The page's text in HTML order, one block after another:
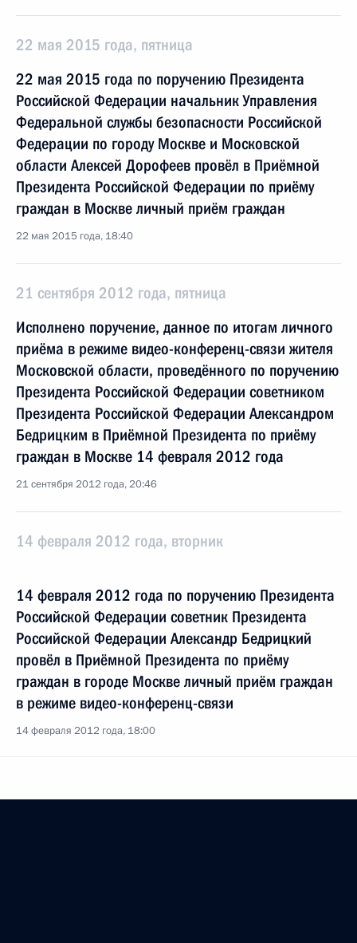
22 мая 2015 года, пятница
22 мая 2015 года по поручению Президента
Российской Федерации начальник Управления
Федеральной службы безопасности Российской
Федерации по городу Москве и Московской
области Алексей Дорофеев провёл в Приёмной
Президента Российской Федерации по приёму
граждан в Москве личный приём граждан
22 мая 2015 года, 18:40
21 сентября 2012 года, пятница
Исполнено поручение, данное по итогам личного
приёма в режиме видео-конференц-связи жителя
Московской области, проведённого по поручению
Президента Российской Федерации советником
Президента Российской Федерации Александром
Бедрицким в Приёмной Президента по приёму
граждан в Москве 14 февраля 2012 года
21 сентября 2012 года, 20:46
14 февраля 2012 года, вторник
14 февраля 2012 года по поручению Президента
Российской Федерации советник Президента
Российской Федерации Александр Бедрицкий
провёл в Приёмной Президента по приёму
граждан в городе Москве личный приём граждан
в режиме видео-конференц-связи
14 февраля 2012 года, 18:00